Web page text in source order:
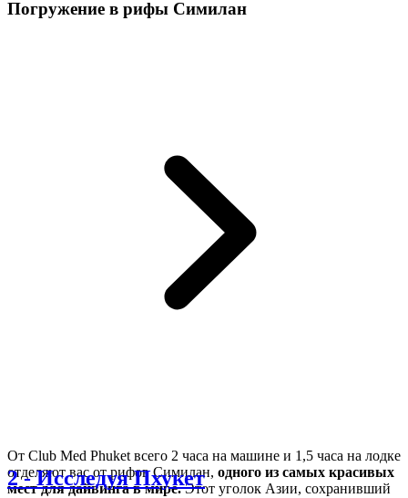
Погружение в рифы Симилан
От Club Med Phuket всего 2 часа на машине и 1,5 часа на лодке
отделяют вас от рифов Симилан, одного из самых красивых
мест для дайвинга в мире.Этот уголок Азии, сохранивший
2-Исследуя Пхукет